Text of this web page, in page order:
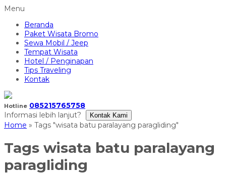
Menu
Beranda
Paket Wisata Bromo
Sewa Mobil / Jeep
Tempat Wisata
Hotel / Penginapan
Tips Traveling
Kontak
Hotline 085215765758
Informasi lebih lanjut?
Kontak Kami
Home » Tags "wisata batu paralayang paragliding"
Tags wisata batu paralayang
paragliding